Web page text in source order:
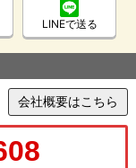
LINEで送る
会社概要はこちら